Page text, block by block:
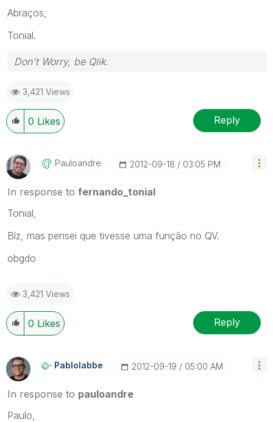
Abraços,
Tonial.
Don't Worry, be Qlik.
3,421 Views
0 Likes Reply
Pauloandre ‎2012-09-18 03:05 PM
In response to fernando_tonial
Tonial,
Blz, mas pensei que tivesse uma função no QV.
obgdo
3,421 Views
0 Likes Reply
Pablolabbe ‎2012-09-19 05:00 AM
In response to pauloandre
Paulo,